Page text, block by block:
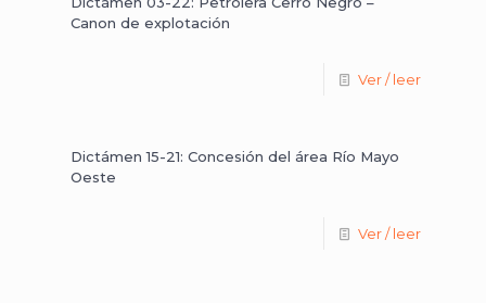
Canon de explotación
Ver / leer
Dictámen 15-21: Concesión del área Río Mayo
Oeste
Ver / leer